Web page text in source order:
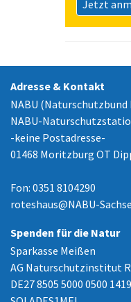
Jetzt
Adresse & Kontakt
NABU (Naturschutzbund
NABU-
-keine Postadresse-
01468 Moritzburg OT
Fon: 0351 8104290
roteshaus@NABU-
Spenden für die Natur
Sparkasse Meißen
AG Naturschutzinstitut
DE27 8505 5000 0500